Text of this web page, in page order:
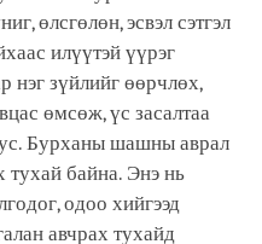
өлсгөлөн, эсвэл сэтгэл
илүүтэй үүрэг
нэг зүйлийг өөрчлөх,
өмсөж, үс засалтаа
Бурханы шашны аврал
тухай байна. Энэ нь
одоо хийгээд
авчрах тухайд